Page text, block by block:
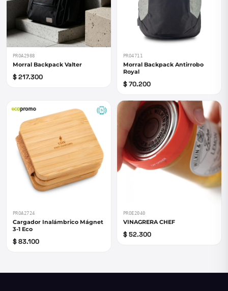
PROA2988
Morral Backpack Valter
$ 217.300
PRO4711
Morral Backpack Antirrobo
Royal
$ 70.200
PROA2724
Cargador Inalámbrico Mágnet
3-1 Eco
$ 83.100
PROE2040
VINAGRERA CHEF
$ 52.300